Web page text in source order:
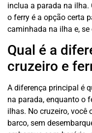
inclua a parada na ilha.
o ferry é a opção certa
caminhada na ilha e,
Qual é a
cruzeiro e
A diferença principal é
na parada, enquanto o
ilhas. No cruzeiro, você
barco, sem